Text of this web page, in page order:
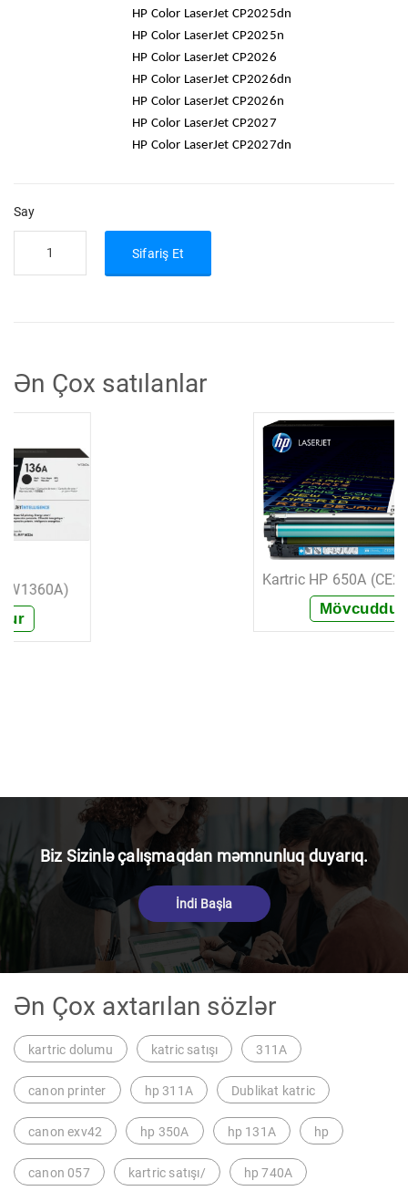
HP Color LaserJet CP2025dn
HP Color LaserJet CP2025n
HP Color LaserJet CP2026
HP Color LaserJet CP2026dn
HP Color LaserJet CP2026n
HP Color LaserJet CP2027
HP Color LaserJet CP2027dn
Say
Sifariş Et
Ən Çox satılanlar
Kartric HP 650A (CE271A) Göy
Biz Sizinlə çalışmaqdan məmnunluq duyarıq.
İndi Başla
Ən Çox axtarılan sözlər
kartric dolumu katric satışı 311A
canon printer hp 311A Dublikat katric
canon exv42 hp 350A hp 131A hp
canon 057 kartric satışı/ hp 740A